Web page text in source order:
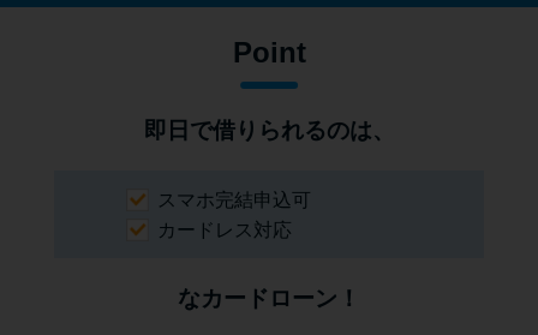
Point
即日で借りられるのは、
スマホ完結申込可
カードレス対応
なカードローン！